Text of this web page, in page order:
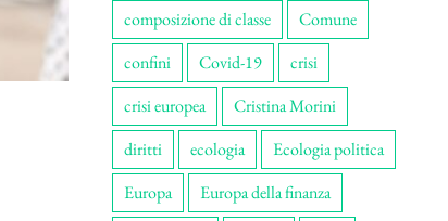
composizione di classe
Comune
confini
Covid-19
crisi
crisi europea
Cristina Morini
diritti
ecologia
Ecologia politica
Europa
Europa della finanza